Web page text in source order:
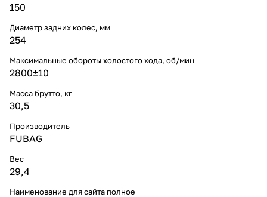
150
Диаметр задних колес, мм
254
Максимальные обороты холостого хода, об/мин
2800±10
Масса брутто, кг
30,5
Производитель
FUBAG
Вес
29,4
Наименование для сайта полное